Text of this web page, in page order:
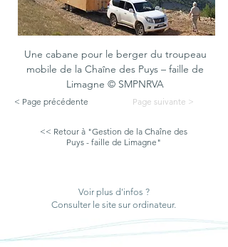
Une cabane pour le berger du troupeau
mobile de la Chaîne des Puys – faille de
Limagne © SMPNRVA
< Page précédente Page suivante >
<< Retour à "Gestion de la Chaîne des
Puys - faille de Limagne"
Voir plus d'infos ?
Consulter le site sur ordinateur.